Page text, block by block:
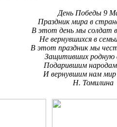
День Победы 9
Праздник мира в
В этот день мы солдат
Не вернувшихся в
В этот праздник мы
Защитивших родную
Подарившим
И вернувшим нам мир
Н. Томилина